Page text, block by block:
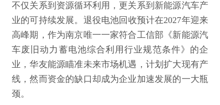
不仅关系到资源循环利用，更关系到新能源汽车产
业的可持续发展。退役电池回收预计在2027年迎来
高峰期，作为南京唯一一家符合工信部《新能源汽
车废旧动力蓄电池综合利用行业规范条件》的企
业，华友能源瞄准未来市场机遇，计划扩大现有产
线，然而资金的缺口却成为企业加速发展的一大瓶
颈。